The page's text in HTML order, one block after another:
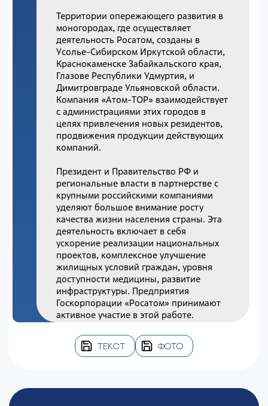
Территории опережающего развития в
моногородах, где осуществляет
деятельность Росатом, созданы в
Усолье-Сибирском Иркутской области,
Краснокаменске Забайкальского края,
Глазове Республики Удмуртия, и
Димитровграде Ульяновской области.
Компания «Атом-ТОР» взаимодействует
с администрациями этих городов в
целях привлечения новых резидентов,
продвижения продукции действующих
компаний.
Президент и Правительство РФ и
региональные власти в партнерстве с
крупными российскими компаниями
уделяют большое внимание росту
качества жизни населения страны. Эта
деятельность включает в себя
ускорение реализации национальных
проектов, комплексное улучшение
жилищных условий граждан, уровня
доступности медицины, развитие
инфраструктуры. Предприятия
Госкорпорации «Росатом» принимают
активное участие в этой работе.
ТЕКСТ ФОТО